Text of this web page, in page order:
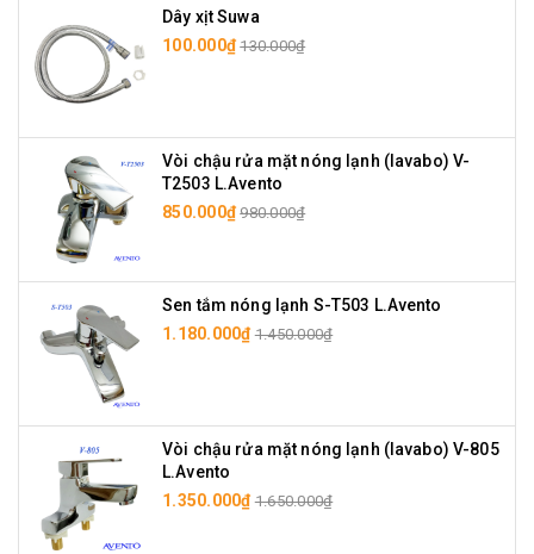
Dây xịt Suwa
100.000₫ 130.000₫
Vòi chậu rửa mặt nóng lạnh (lavabo) V-
T2503 L.Avento
850.000₫ 980.000₫
Sen tắm nóng lạnh S-T503 L.Avento
1.180.000₫ 1.450.000₫
Vòi chậu rửa mặt nóng lạnh (lavabo) V-805
L.Avento
1.350.000₫ 1.650.000₫